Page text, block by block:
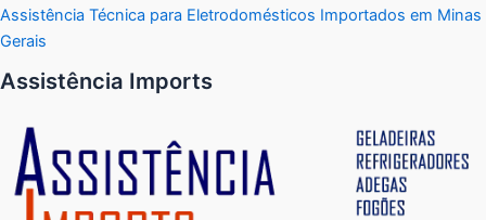
Assistência Técnica para Eletrodomésticos Importados em Minas
Gerais
Assistência Imports